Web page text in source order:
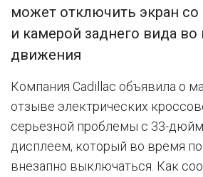
может отключить экран
и камерой заднего вида во
движения
Компания Cadillac объявила о
отзыве электрических
серьезной проблемы с 33-
дисплеем, который во время
внезапно выключаться. Как